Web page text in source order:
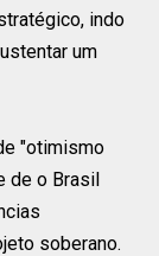
indo
um
"otimismo
de o Brasil
soberano.